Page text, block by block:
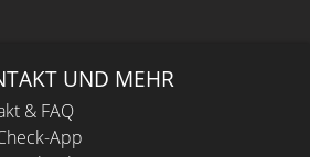
UND MEHR
& FAQ
App